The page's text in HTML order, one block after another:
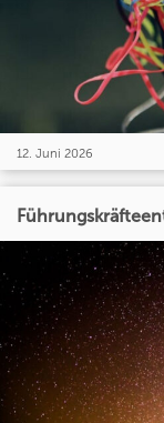
12. Juni 2026